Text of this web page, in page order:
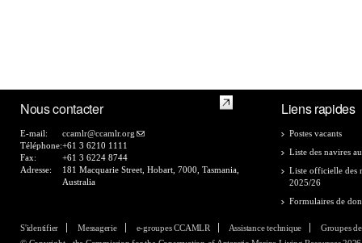
Nous contacter
E-mail:
ccamlr@ccamlr.org
Téléphone:+61 3 6210 1111
Fax:
+61 3 6224 8744
Adresse:
181 Macquarie Street, Hobart, 7000, Tasmania,
Australia
Liens rapides
Postes vacants
Liste des navires
Liste officielle des
2025/26
Formulaires de
S'identifier Messagerie e-groupes CCAMLR Assistance technique
Groupes